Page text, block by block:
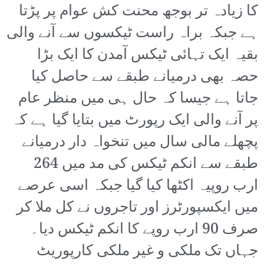
کا زیادہ تر بوجھ محنت کش عوام پر پڑتا
ہے جبکہ براہ راست ٹیکسوں سے آنے والی
بقیہ ایک تہائی ٹیکس آمدن کا ایک بڑا
حصہ بھی درمیانے طبقے سے حاصل کیا
جاتا ہے جیسا کہ حال ہی میں منظر عام
پر آنے والی ایک رپورٹ میں بتایا گیا ہے کہ
پچھلے مالی سال میں تنخواہ دار درمیانے
طبقے سے انکم ٹیکس کی مد میں 264
ارب روپیہ اکٹھا کیا گیا جبکہ اسی عرصے
میں ایکسپورٹرز اور تاجروں نے کل ملا کر
صرف 90 ارب روپے کا انکم ٹیکس دیا۔
جہاں تک ملکی و غیر ملکی کارپوریٹ